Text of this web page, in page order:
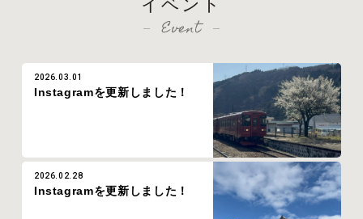
イベント
Event
2026.03.01
Instagramを更新しました！
2026.02.28
Instagramを更新しました！